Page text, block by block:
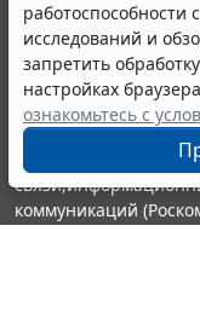
работоспособности
исследований и
запретить
настройках
ознакомьтесь с
© ООО "НПП
выпускается с 1990
являются
информации ГАРАНТ.
Портал ГАРАНТ.РУ
издания
коммуникаций